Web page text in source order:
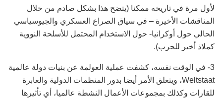
لأول مرة في تاريخه ممكنا (يتضح هذا بشكل صادم من خلال
المناقشات الأخيرة – في سياق الصراع العسكري والجيوسياسي
الحالي حول أوكرانيا- حول الاستخدام المحتمل للأسلحة النووية
كملاذ أخير للحرب).
3- في الوقت نفسه، كشفت عملية العولمة عن بنيات دولة عالمية
Weltstaat، ويتعلق الأمر أيضا بدور المنظمات الدولية والعابرة
للقارات وكذلك بمجموعات الأعمال النشطة عالميا، أي تأثيرها